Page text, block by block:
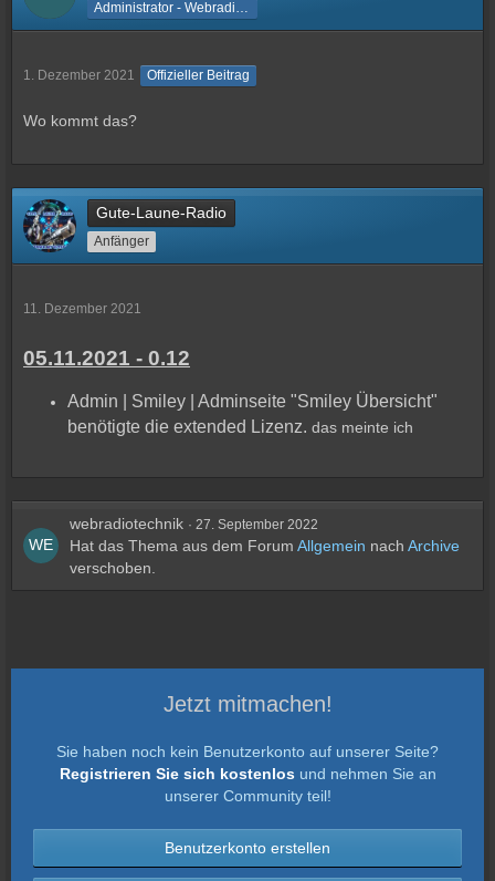
1. Dezember 2021 Offizieller Beitrag
Wo kommt das?
Gute-Laune-Radio
Anfänger
11. Dezember 2021
05.11.2021 - 0.12
Admin | Smiley | Adminseite "Smiley Übersicht"
benötigte die extended Lizenz. das meinte ich
webradiotechnik 27. September 2022
Hat das Thema aus dem Forum Allgemein nach Archive
verschoben.
Jetzt mitmachen!
Sie haben noch kein Benutzerkonto auf unserer Seite?
Registrieren Sie sich kostenlos und nehmen Sie an
unserer Community teil!
Benutzerkonto erstellen